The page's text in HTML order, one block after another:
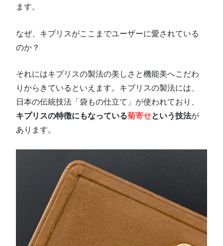
ます。
なぜ、キプリスがここまでユーザーに愛されている
のか？
それにはキプリスの製法の美しさと機能美へこだわ
りからきているといえます。キプリスの製法には、
日本の伝統技法「袋もの仕立て」が使われており、
キプリスの特徴にもなっている菊寄せという技法が
あります。